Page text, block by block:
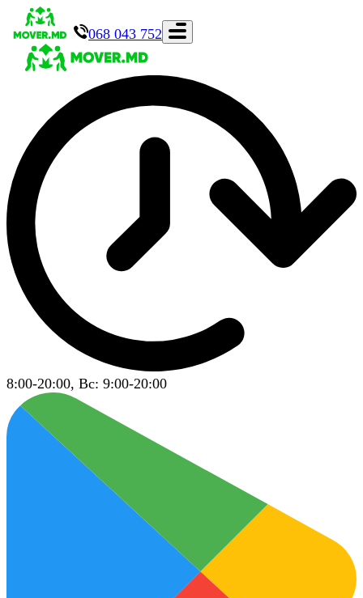
068 043 752
8:00-20:00, Вс: 9:00-20:00